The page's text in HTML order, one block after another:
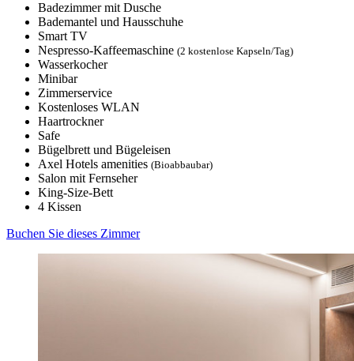
Badezimmer mit Dusche
Bademantel und Hausschuhe
Smart TV
Nespresso-Kaffeemaschine (2 kostenlose Kapseln/Tag)
Wasserkocher
Minibar
Zimmerservice
Kostenloses WLAN
Haartrockner
Safe
Bügelbrett und Bügeleisen
Axel Hotels amenities (Bioabbaubar)
Salon mit Fernseher
King-Size-Bett
4 Kissen
Buchen Sie dieses Zimmer